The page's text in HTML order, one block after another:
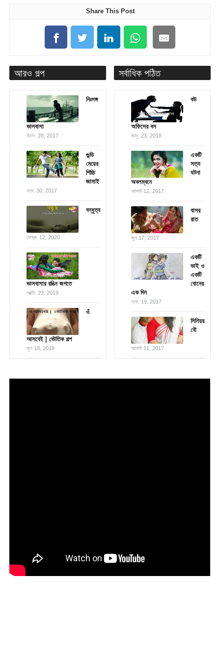
Share This Post
আরও গল্প
নিঃসঙ্গ
ভালবাসা
ডিসে. 28, 2017
গুন্ডি
মেয়ের
পিচ্চি
জামাই
নভে. 30, 2017
বন্ধুত্ব
ফেব্রু. 12, 2020
ভালবাসার রঙিন জগতে
অক্টো. 23, 2019
ওঁ
আসবেই | ভৌতিক গল্প
জুন 18, 2019
সর্বাধিক পঠিত
বউ
অফিসের বস
জানু. 23, 2018
একটি
সত্য
ঘটনা
অবলম্বনে
আগস্ট 12, 2017
বাসর
রাত
জুন 17, 2017
একটি
ভাই ও
একটি
বোনের
এক দিন
নভে. 19, 2017
সিনিয়র
বৌ
আগস্ট 11, 2017